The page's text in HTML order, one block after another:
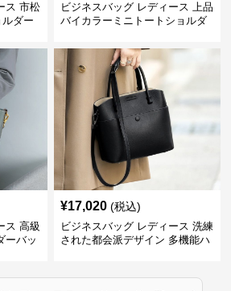
ス 市松
ダー
ビジネスバッグ レディース 上品
バイカラーミニトートショルダ
ス 高級
ーバッ
¥17,020 (税込)
ビジネスバッグ レディース 洗練
された都会派デザイン 多機能ハ